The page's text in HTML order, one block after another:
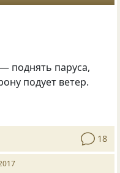
поднять паруса,
подует ветер.
18